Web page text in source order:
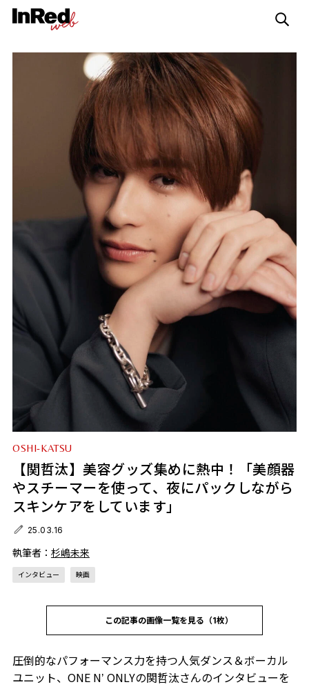
OSHI-KATSU
【関哲汰】美容グッズ集めに熱中！「美顔器
やスチーマーを使って、夜にパックしながら
スキンケアをしています」
25.03.16
執筆者： 杉嶋未来
インタビュー 映画
この記事の画像一覧を見る（1枚）
圧倒的なパフォーマンス力を持つ人気ダンス＆ボーカル
ユニット、ONE Nʼ ONLYの関哲汰さんのインタビューを